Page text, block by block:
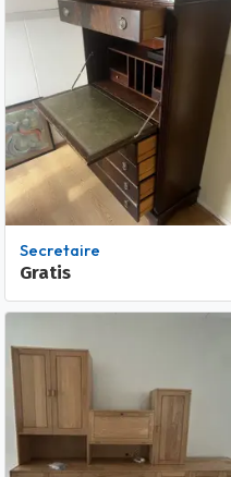
Secretaire
Gratis